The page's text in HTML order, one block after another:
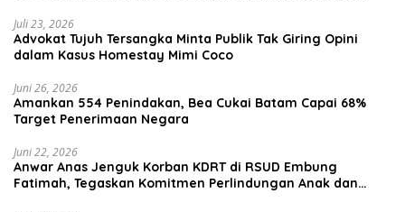
Juli 23, 2026
Advokat Tujuh Tersangka Minta Publik Tak Giring Opini
dalam Kasus Homestay Mimi Coco
Juni 26, 2026
Amankan 554 Penindakan, Bea Cukai Batam Capai 68%
Target Penerimaan Negara
Juni 22, 2026
Anwar Anas Jenguk Korban KDRT di RSUD Embung
Fatimah, Tegaskan Komitmen Perlindungan Anak dan